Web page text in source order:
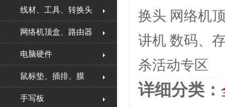
线材、工具、转换头
网络机顶盒、路由器
电脑硬件
鼠标垫、插排、膜
手写板
换头 网络机
讲机 数码、
杀活动专区
详细分类：